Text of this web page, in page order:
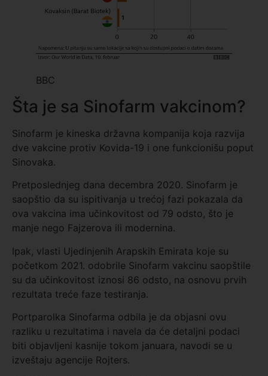
BBC
Šta je sa Sinofarm vakcinom?
Sinofarm je kineska državna kompanija koja razvija
dve vakcine protiv Kovida-19 i one funkcionišu poput
Sinovaka.
Pretposlednjeg dana decembra 2020. Sinofarm je
saopštio da su ispitivanja u trećoj fazi pokazala da
ova vakcina ima učinkovitost od 79 odsto, što je
manje nego Fajzerova ili modernina.
Ipak, vlasti Ujedinjenih Arapskih Emirata koje su
početkom 2021. odobrile Sinofarm vakcinu saopštile
su da učinkovitost iznosi 86 odsto, na osnovu prvih
rezultata treće faze testiranja.
Portparolka Sinofarma odbila je da objasni ovu
razliku u rezultatima i navela da će detaljni podaci
biti objavljeni kasnije tokom januara, navodi se u
izveštaju agencije Rojters.